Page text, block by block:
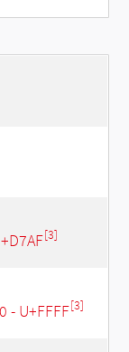
[3]
- U+FFFF[3]